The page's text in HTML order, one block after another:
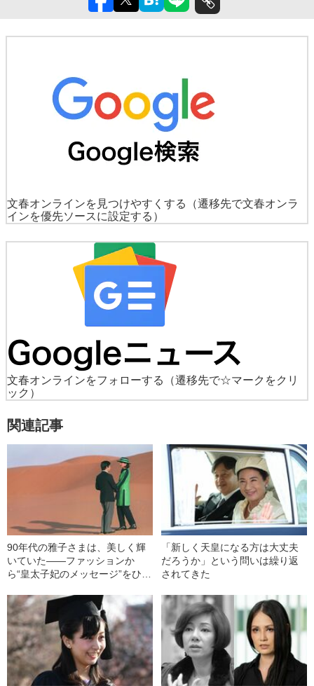
文春オンラインを見つけやすくする
（遷移先で文春オンラ
インを優先ソースに設定する）
文春オンラインをフォローする
（遷移先で☆マークをクリ
ック）
関連記事
90年代の雅子さまは、美しく輝
いていた――ファッションか
ら“皇太子妃のメッセージ”をひも
「新しく天皇になる方は大丈夫
だろうか」という問いは繰り返
されてきた